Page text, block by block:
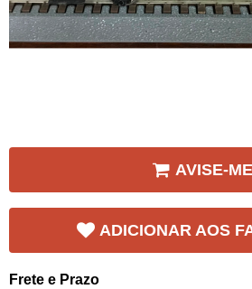
AVISE-ME
ADICIONAR AOS
Frete e Prazo